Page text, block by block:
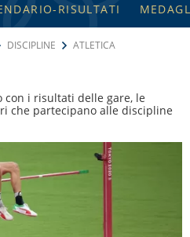
RISULTATI
DISCIPLINE ATLETICA
con i risultati delle gare, le
che partecipano alle discipline